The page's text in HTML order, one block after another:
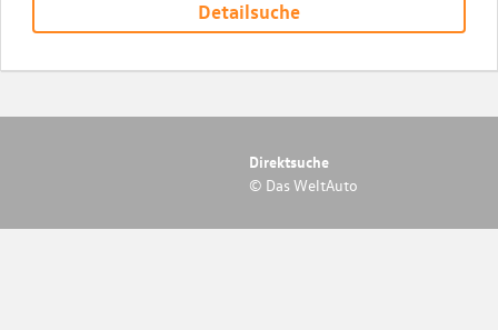
Detailsuche
Direktsuche
© Das WeltAuto